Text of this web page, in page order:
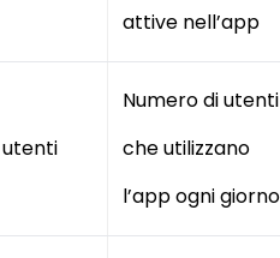
attive nell’app
utenti
Numero di utenti
che utilizzano
l’app ogni giorno